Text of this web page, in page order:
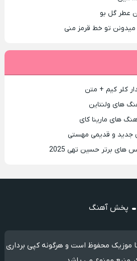
عطر گل بو
تو خط قرمز منی
کلر کیم + متن
های ولنتاین
های مارینا کای
جدید و قدیمی مهستی
برتر حسین تهی 2025
پخش آهنگ
موزیک محفوظ است و هرگونه کپی برداری